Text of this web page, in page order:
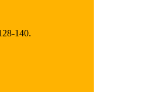
140.